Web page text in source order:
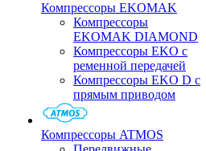
Компрессоры EKOMAK
Компрессоры
EKOMAK DIAMOND
Компрессоры EKO c
ременной передачей
Компрессоры EKO D с
прямым приводом
Компрессоры ATMOS